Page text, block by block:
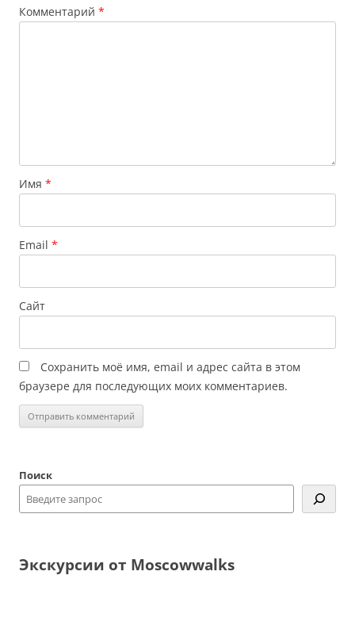
Комментарий *
Имя *
Email *
Сайт
Сохранить моё имя, email и адрес сайта в этом
браузере для последующих моих комментариев.
Поиск
Экскурсии от Moscowwalks